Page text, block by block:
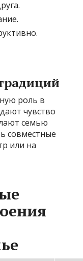
роль в
чувство
семью
совместные
или на